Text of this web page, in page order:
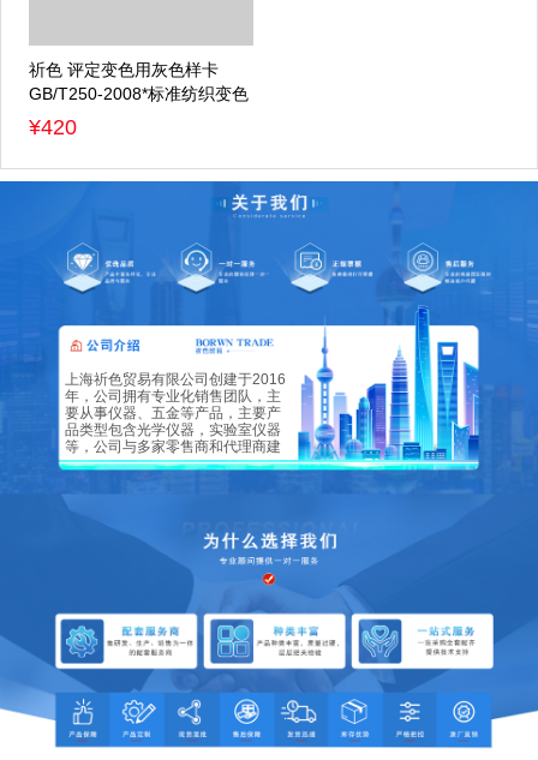
祈色 评定变色用灰色样卡
GB/T250-2008*标准纺织变色
灰卡沾色105A02
¥420
上海祈色贸易有限公司创建于2016
年，公司拥有专业化销售团队，主
要从事仪器、五金等产品，主要产
品类型包含光学仪器，实验室仪器
等，公司与多家零售商和代理商建
立了长期稳定的合作关系。
厂家研制的各类机型，广泛应用于
品、陶瓷、生物科技、医药、化
工、研磨、治金、电子、塑料、废
水处理等等。经销的色卡、仪器、
对色灯箱品种齐全、价格合理。批
发的色卡、仪器、对色灯箱畅销消
费者市场，在消费者当中享有较高
的地位实力雄厚。重信用、守合同
保证产品质量以多品种经营特色和
薄利多销的原则，赢得了广大客户
的信任竭诚欢迎新老顾客光顾，祈
色将以优良的品质、合理的价格、
准时的交期为您提供满意的服务。